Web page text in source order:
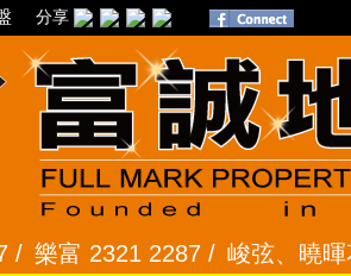
分享
富 2321 2287 / 峻弦、曉暉花